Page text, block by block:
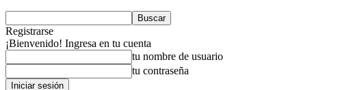
Registrarse
¡Bienvenido! Ingresa en tu cuenta
tu nombre de usuario
tu contraseña